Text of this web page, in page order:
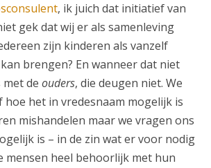
, ik juich dat initiatief van
gek dat wij er als samenleving
zijn kinderen als vanzelf
brengen? En wanneer dat niet
de ouders, die deugen niet. We
hoe het in vredesnaam mogelijk is
mishandelen maar we vragen ons
is – in de zin wat er voor nodig
mensen heel behoorlijk met hun